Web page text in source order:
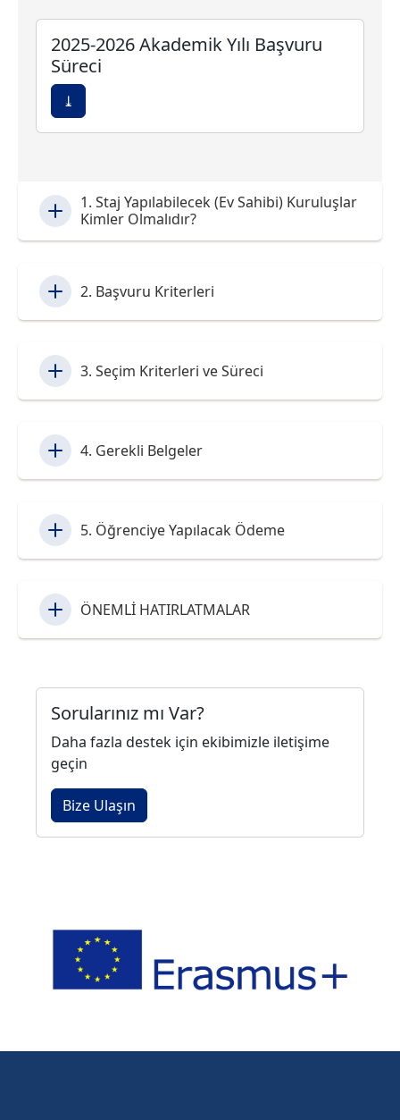
2025-2026 Akademik Yılı Başvuru
Süreci
⤓
1. Staj Yapılabilecek (Ev Sahibi) Kuruluşlar
Kimler Olmalıdır?
2. Başvuru Kriterleri
3. Seçim Kriterleri ve Süreci
4. Gerekli Belgeler
5. Öğrenciye Yapılacak Ödeme
ÖNEMLİ HATIRLATMALAR
Sorularınız mı Var?
Daha fazla destek için ekibimizle iletişime
geçin
Bize Ulaşın